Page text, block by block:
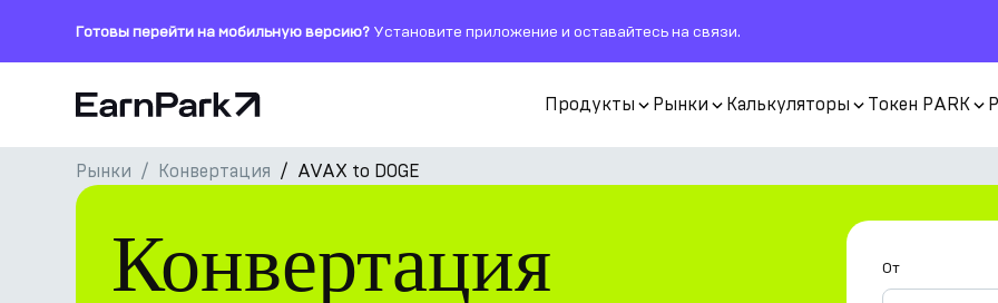
Готовы перейти на мобильную версию? Установите приложение и оставайтесь на связи.
Главная страница Продукты Рынки Калькуляторы Токен PARK
Продукты
Рынки
Рынки Конвертация AVAX to DOGE
Конвертация
От